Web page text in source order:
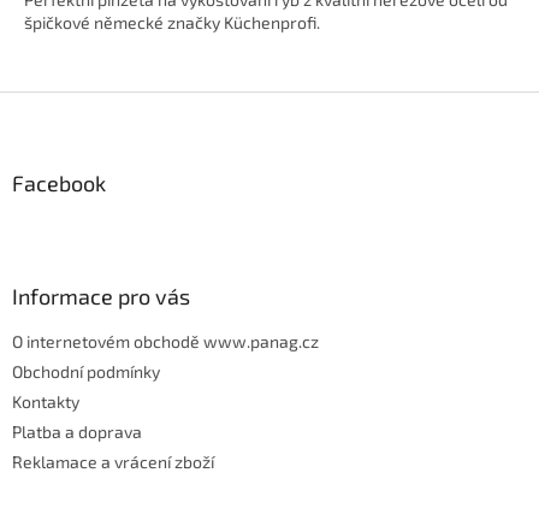
5
hvězdiček.
špičkové německé značky Küchenprofi.
p
aFacebook
Informace pro vás
O internetovém obchodě www.panag.cz
Obchodní podmínky
Kontakty
Platba a doprava
Reklamace a vrácení zboží